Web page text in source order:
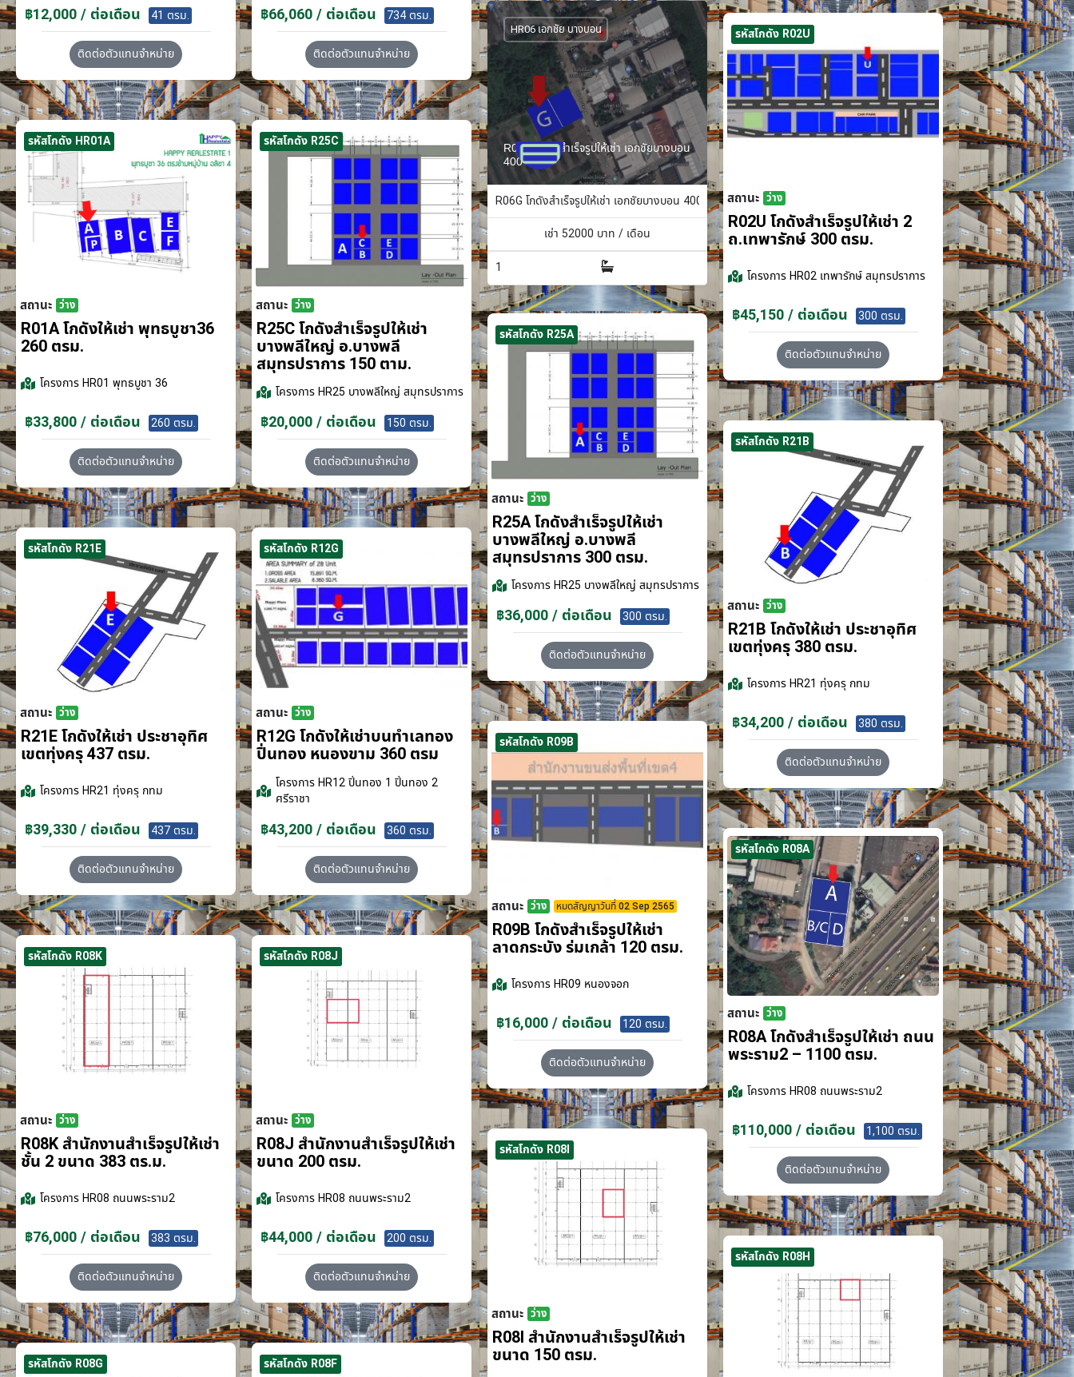
฿12,000 / ต่อเดือน 41 ตรม.
ติดต่อตัวแทนจำหน่าย
฿66,060 / ต่อเดือน 734 ตรม.
ติดต่อตัวแทนจำหน่าย
R06G โกดังสำเร็จรูปให้เช่า เอกชัยบางบอน
400 ตรม.
HR06 เอกชัย บางบอน
R06G โกดังสำเร็จรูปให้เช่า เอกชัยบางบอน 400 ตรม.
เช่า 52000 บาท / เดือน
1
รหัสโกดัง R02U
สถานะ ว่าง
R02U โกดังสำเร็จรูปให้เช่า 2
ถ.เทพารักษ์ 300 ตรม.
โครงการHR02 เทพารักษ์ สมุทรปราการ
฿45,150 / ต่อเดือน 300 ตรม.
ติดต่อตัวแทนจำหน่าย
รหัสโกดัง HR01A
สถานะ ว่าง
R01A โกดังให้เช่า พุทธบูชา36
260 ตรม.
โครงการHR01 พุทธบูชา 36
฿33,800 / ต่อเดือน 260 ตรม.
ติดต่อตัวแทนจำหน่าย
รหัสโกดัง R25C
สถานะ ว่าง
R25C โกดังสำเร็จรูปให้เช่า
บางพลีใหญ่ อ.บางพลี
สมุทรปราการ 150 ตาม.
โครงการHR25 บางพลีใหญ่ สมุทรปราการ
฿20,000 / ต่อเดือน 150 ตรม.
ติดต่อตัวแทนจำหน่าย
รหัสโกดัง R25A
สถานะ ว่าง
R25A โกดังสำเร็จรูปให้เช่า
บางพลีใหญ่ อ.บางพลี
สมุทรปราการ 300 ตรม.
โครงการHR25 บางพลีใหญ่ สมุทรปราการ
฿36,000 / ต่อเดือน 300 ตรม.
ติดต่อตัวแทนจำหน่าย
รหัสโกดัง R21B
สถานะ ว่าง
R21B โกดังให้เช่า ประชาอุทิศ
เขตทุ่งครุ 380 ตรม.
โครงการHR21 ทุ่งครุ กทม
฿34,200 / ต่อเดือน 380 ตรม.
ติดต่อตัวแทนจำหน่าย
รหัสโกดัง R21E
สถานะ ว่าง
R21E โกดังให้เช่า ประชาอุทิศ
เขตทุ่งครุ 437 ตรม.
โครงการHR21 ทุ่งครุ กทม
฿39,330 / ต่อเดือน 437 ตรม.
ติดต่อตัวแทนจำหน่าย
รหัสโกดัง R12G
สถานะ ว่าง
R12G โกดังให้เช่าบนทำเลทอง
ปิ่นทอง หนองขาม 360 ตรม
โครงการHR12 ปิ่นทอง 1 ปิ่นทอง 2
ศรีราชา
฿43,200 / ต่อเดือน 360 ตรม.
ติดต่อตัวแทนจำหน่าย
รหัสโกดัง R09B
สถานะ ว่าง หมดสัญญาวันที่ 02 Sep 2565
R09B โกดังสำเร็จรูปให้เช่า
ลาดกระบัง​ ร่มเกล้า 120 ตรม.
โครงการHR09 หนองจอก
฿16,000 / ต่อเดือน 120 ตรม.
ติดต่อตัวแทนจำหน่าย
รหัสโกดัง R08A
สถานะ ว่าง
R08A โกดังสำเร็จรูปให้เช่า ถนน
พระราม2 – 1100 ตรม.
โครงการHR08 ถนนพระราม2
฿110,000 / ต่อเดือน 1,100 ตรม.
ติดต่อตัวแทนจำหน่าย
รหัสโกดัง R08K
สถานะ ว่าง
R08K สำนักงานสำเร็จรูปให้เช่า
ชั้น 2 ขนาด 383 ตร.ม.
โครงการHR08 ถนนพระราม2
฿76,000 / ต่อเดือน 383 ตรม.
ติดต่อตัวแทนจำหน่าย
รหัสโกดัง R08J
สถานะ ว่าง
R08J สำนักงานสำเร็จรูปให้เช่า
ขนาด 200 ตรม.
โครงการHR08 ถนนพระราม2
฿44,000 / ต่อเดือน 200 ตรม.
ติดต่อตัวแทนจำหน่าย
รหัสโกดัง R08I
สถานะ ว่าง
R08I สำนักงานสำเร็จรูปให้เช่า
ขนาด 150 ตรม.
รหัสโกดัง R08H
รหัสโกดัง R08G รหัสโกดัง R08F